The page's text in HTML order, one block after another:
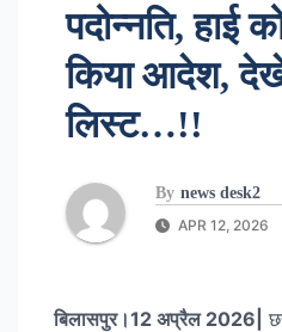
पदोन्नति, हाई
किया आदेश, देखें
लिस्ट…!!
By news desk2
APR 12, 2026
बिलासपुर।12 अप्रैल 2026|